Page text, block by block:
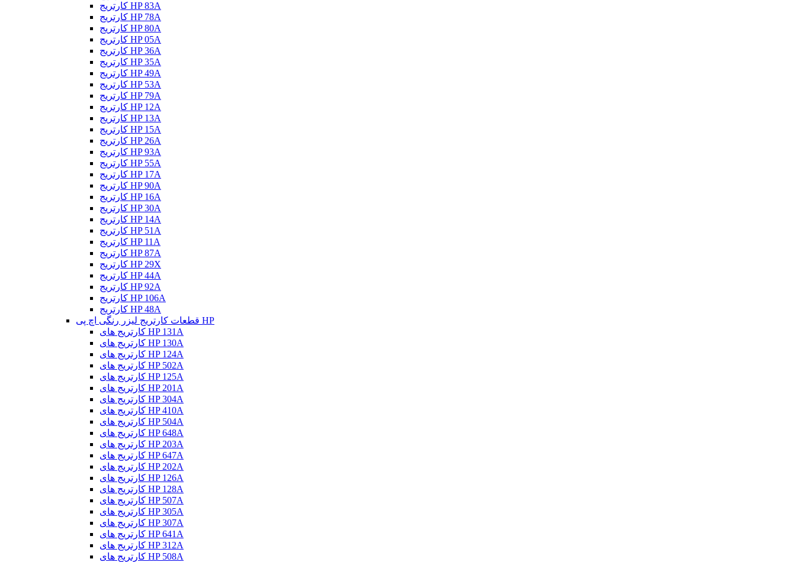
کارتریج HP 83A
کارتریج HP 78A
کارتریج HP 80A
کارتریج HP 05A
کارتریج HP 36A
کارتریج HP 35A
کارتریج HP 49A
کارتریج HP 53A
کارتریج HP 79A
کارتریج HP 12A
کارتریج HP 13A
کارتریج HP 15A
کارتریج HP 26A
کارتریج HP 93A
کارتریج HP 55A
کارتریج HP 17A
کارتریج HP 90A
کارتریج HP 16A
کارتریج HP 30A
کارتریج HP 14A
کارتریج HP 51A
کارتریج HP 11A
کارتریج HP 87A
کارتریج HP 29X
کارتریج HP 44A
کارتریج HP 92A
کارتریج HP 106A
کارتریج HP 48A
قطعات کارتریج لیزر رنگی اچ پی HP
کارتریج های HP 131A
کارتریج های HP 130A
کارتریج های HP 124A
کارتریج های HP 502A
کارتریج های HP 125A
کارتریج های HP 201A
کارتریج های HP 304A
کارتریج های HP 410A
کارتریج های HP 504A
کارتریج های HP 648A
کارتریج های HP 203A
کارتریج های HP 647A
کارتریج های HP 202A
کارتریج های HP 126A
کارتریج های HP 128A
کارتریج های HP 507A
کارتریج های HP 305A
کارتریج های HP 307A
کارتریج های HP 641A
کارتریج های HP 312A
کارتریج های HP 508A